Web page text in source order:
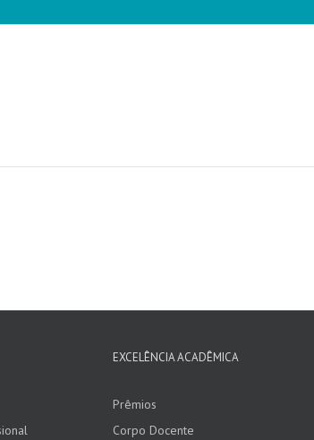
EXCELÊNCIA ACADÊMICA
Prêmios
Corpo Docente